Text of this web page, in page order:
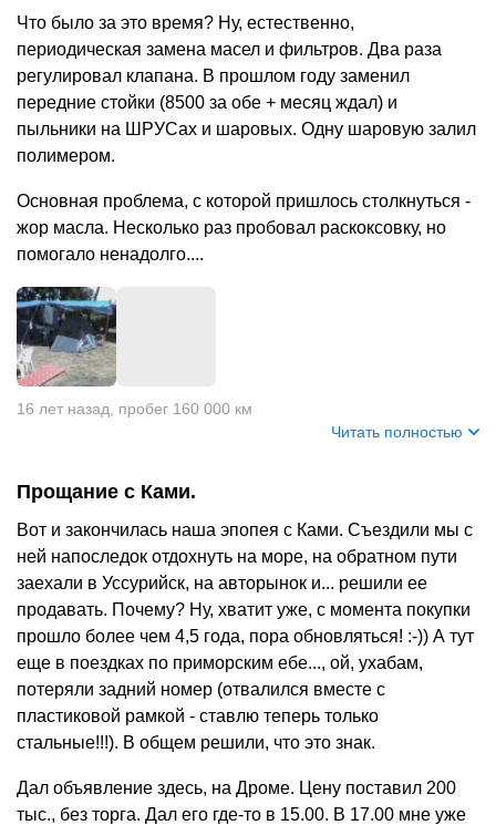
Что было за это время? Ну, естественно,
периодическая замена масел и фильтров. Два раза
регулировал клапана. В прошлом году заменил
передние стойки (8500 за обе + месяц ждал) и
пыльники на ШРУСах и шаровых. Одну шаровую залил
полимером.
Основная проблема, с которой пришлось столкнуться -
жор масла. Несколько раз пробовал раскоксовку, но
помогало ненадолго....
+ 3
16 лет назад
пробег 160 000 км
Читать полностью
Прощание с Ками.
Вот и закончилась наша эпопея с Ками. Съездили мы с
ней напоследок отдохнуть на море, на обратном пути
заехали в Уссурийск, на авторынок и... решили ее
продавать. Почему? Ну, хватит уже, с момента покупки
прошло более чем 4,5 года, пора обновляться! :-)) А тут
еще в поездках по приморским ебе..., ой, ухабам,
потеряли задний номер (отвалился вместе с
пластиковой рамкой - ставлю теперь только
стальные!!!). В общем решили, что это знак.
Дал объявление здесь, на Дроме. Цену поставил 200
тыс., без торга. Дал его где-то в 15.00. В 17.00 мне уже